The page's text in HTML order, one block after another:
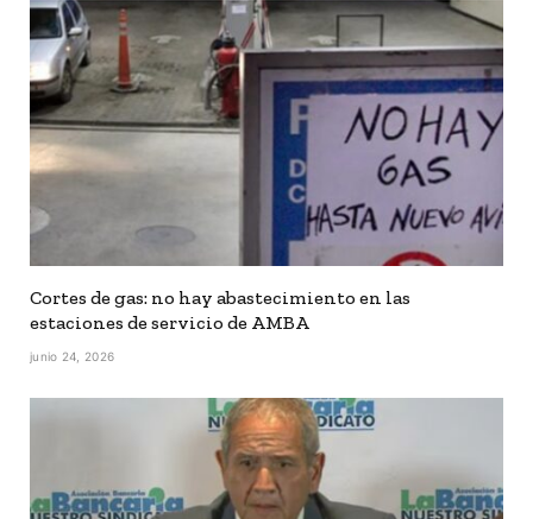
Cortes de gas: no hay abastecimiento en las
estaciones de servicio de AMBA
junio 24, 2026